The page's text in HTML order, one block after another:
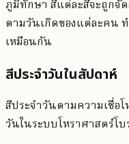
ภูมิทักษา สีแต่ละสีจะถูกจั
ตามวันเกิดของแต่ละคน
เหมือนกัน
สีประจำวันในสัปดาห์
สีประจำวันตามความเชื่อ
วันในระบบโหราศาสตร์